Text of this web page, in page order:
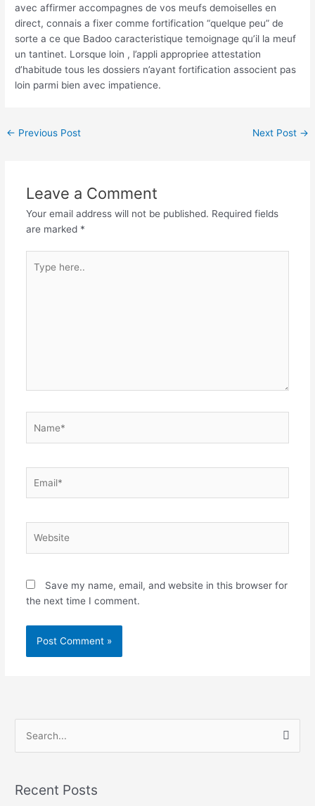
avec affirmer accompagnes de vos meufs demoiselles en
direct, connais a fixer comme fortification “quelque peu” de
sorte a ce que Badoo caracteristique temoignage qu’il la meuf
un tantinet. Lorsque loin , l’appli appropriee attestation
d’habitude tous les dossiers n’ayant fortification associent pas
loin parmi bien avec impatience.
← Previous Post Next Post →
Leave a Comment
Your email address will not be published. Required fields
are marked *
here..
Save my name, email, and website in this browser for
the next time I comment.
rRecent Posts